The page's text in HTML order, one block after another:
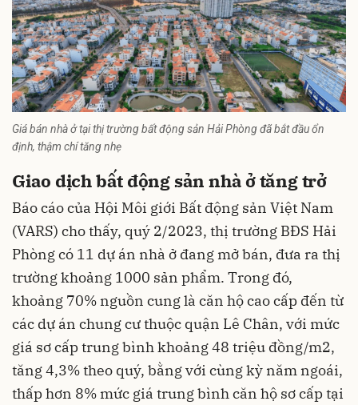
Giá bán nhà ở tại thị trường bất động sản Hải Phòng đã bắt đầu ổn
định, thậm chí tăng nhẹ
Giao dịch bất động sản nhà ở tăng trở
Báo cáo của Hội Môi giới Bất động sản Việt Nam
(VARS) cho thấy, quý 2/2023, thị trường BĐS Hải
Phòng có 11 dự án nhà ở đang mở bán, đưa ra thị
trường khoảng 1000 sản phẩm. Trong đó,
khoảng 70% nguồn cung là căn hộ cao cấp đến từ
các dự án chung cư thuộc quận Lê Chân, với mức
giá sơ cấp trung bình khoảng 48 triệu đồng/m2,
tăng 4,3% theo quý, bằng với cùng kỳ năm ngoái,
thấp hơn 8% mức giá trung bình căn hộ sơ cấp tại